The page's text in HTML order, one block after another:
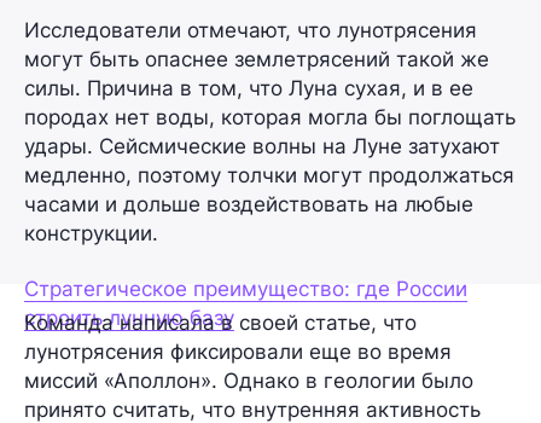
Исследователи отмечают, что лунотрясения
могут быть опаснее землетрясений такой же
силы. Причина в том, что Луна сухая, и в ее
породах нет воды, которая могла бы поглощать
удары. Сейсмические волны на Луне затухают
медленно, поэтому толчки могут продолжаться
часами и дольше воздействовать на любые
конструкции.
Стратегическое преимущество: где России
строить лунную базу
Команда написала в своей статье, что
лунотрясения фиксировали еще во время
миссий «Аполлон». Однако в геологии было
принято считать, что внутренняя активность